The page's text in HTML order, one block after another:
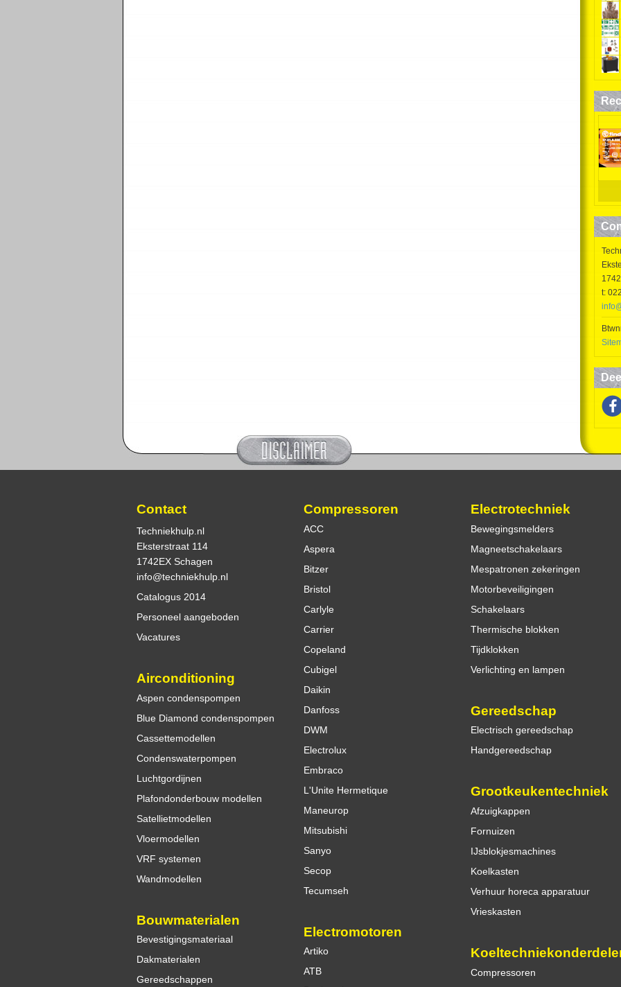
t:
Contact
Techniekhulp.nl
Eksterstraat 114
1742EX Schagen
info@techniekhulp.nl
Catalogus 2014
Personeel aangeboden
Vacatures
Airconditioning
Aspen condenspompen
Blue Diamond condenspompen
Cassettemodellen
Condenswaterpompen
Luchtgordijnen
Plafondonderbouw modellen
Satellietmodellen
Vloermodellen
VRF systemen
Wandmodellen
Bouwmaterialen
Bevestigingsmateriaal
Dakmaterialen
Gereedschappen
Compressoren
ACC
Aspera
Bitzer
Bristol
Carlyle
Carrier
Copeland
Cubigel
Daikin
Danfoss
DWM
Electrolux
Embraco
L'Unite Hermetique
Maneurop
Mitsubishi
Sanyo
Secop
Tecumseh
Electromotoren
Artiko
ATB
Electrotechniek
Bewegingsmelders
Magneetschakelaars
Mespatronen zekeringen
Motorbeveiligingen
Schakelaars
Thermische blokken
Tijdklokken
Verlichting en lampen
Gereedschap
Electrisch gereedschap
Handgereedschap
Grootkeukentechniek
Afzuigkappen
Fornuizen
IJsblokjesmachines
Koelkasten
Verhuur horeca apparatuur
Vrieskasten
Compressoren